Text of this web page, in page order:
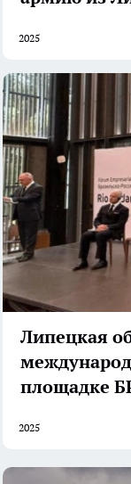
2025
Липецкая
площадке
2025